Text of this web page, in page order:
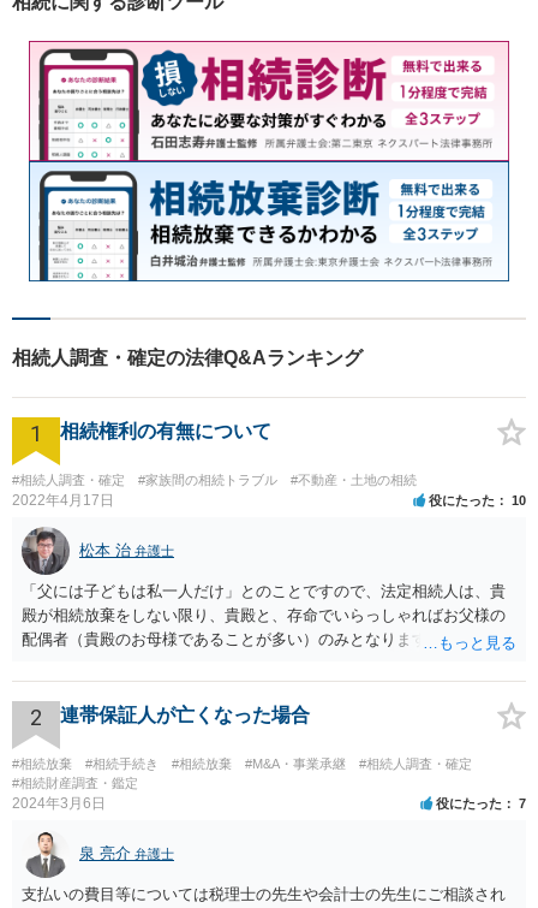
相続人調査・確定の法律Q&Aランキング
1 相続権利の有無について
#相続人調査・確定 #家族間の相続トラブル #不動産・土地の相続
2022年4月17日 役にたった 10
松本 治 弁護士
「父には子どもは私一人だけ」とのことですので、法定相続人は、貴
殿が相続放棄をしない限り、貴殿と、存命でいらっしゃればお父様の
配偶者（貴殿のお母様であることが多い）のみとなります。遺言がな
2 連帯保証人が亡くなった場合
#相続放棄 #相続手続き #相続放棄 #M&A・事業承継
#相続人調査・確定
#相続財産調査・鑑定
2024年3月6日 役にたった 7
泉 亮介 弁護士
支払いの費目等については税理士の先生や会計士の先生にご相談され